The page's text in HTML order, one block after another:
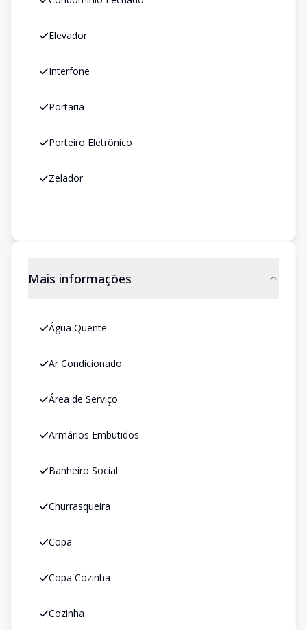
Elevador
Interfone
Portaria
Porteiro Eletrônico
Zelador
Mais informações
Água Quente
Ar Condicionado
Área de Serviço
Armários Embutidos
Banheiro Social
Churrasqueira
Copa
Copa Cozinha
Cozinha